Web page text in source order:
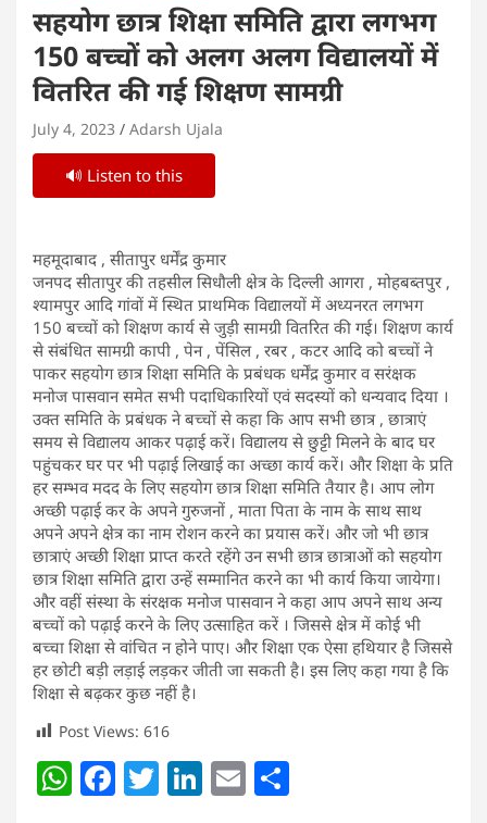
सहयोग छात्र शिक्षा समिति द्वारा लगभग
150 बच्चों को अलग अलग विद्यालयों में
वितरित की गई शिक्षण सामग्री
July 4, 2023 Adarsh Ujala
🔊 Listen to this
महमूदाबाद , सीतापुर धर्मेंद्र कुमार
जनपद सीतापुर की तहसील सिधौली क्षेत्र के दिल्ली आगरा , मोहबब्तपुर ,
श्यामपुर आदि गांवों में स्थित प्राथमिक विद्यालयों में अध्यनरत लगभग
150 बच्चों को शिक्षण कार्य से जुड़ी सामग्री वितरित की गई। शिक्षण कार्य
से संबंधित सामग्री कापी , पेन , पेंसिल , रबर , कटर आदि को बच्चों ने
पाकर सहयोग छात्र शिक्षा समिति के प्रबंधक धर्मेंद्र कुमार व सरंक्षक
मनोज पासवान समेत सभी पदाधिकारियों एवं सदस्यों को धन्यवाद दिया ।
उक्त समिति के प्रबंधक ने बच्चों से कहा कि आप सभी छात्र , छात्राएं
समय से विद्यालय आकर पढ़ाई करें। विद्यालय से छुट्टी मिलने के बाद घर
पहुंचकर घर पर भी पढ़ाई लिखाई का अच्छा कार्य करें। और शिक्षा के प्रति
हर सम्भव मदद के लिए सहयोग छात्र शिक्षा समिति तैयार है। आप लोग
अच्छी पढ़ाई कर के अपने गुरुजनों , माता पिता के नाम के साथ साथ
अपने अपने क्षेत्र का नाम रोशन करने का प्रयास करें। और जो भी छात्र
छात्राएं अच्छी शिक्षा प्राप्त करते रहेंगे उन सभी छात्र छात्राओं को सहयोग
छात्र शिक्षा समिति द्वारा उन्हें सम्मानित करने का भी कार्य किया जायेगा।
और वहीं संस्था के संरक्षक मनोज पासवान ने कहा आप अपने साथ अन्य
बच्चों को पढ़ाई करने के लिए उत्साहित करें । जिससे क्षेत्र में कोई भी
बच्चा शिक्षा से वांचित न होने पाए। और शिक्षा एक ऐसा हथियार है जिससे
हर छोटी बड़ी लड़ाई लड़कर जीती जा सकती है। इस लिए कहा गया है कि
शिक्षा से बढ़कर कुछ नहीं है।
Post Views: 616
W F T Li E